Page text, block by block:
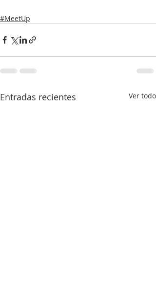
#MeetUp
Entradas recientes Ver todo